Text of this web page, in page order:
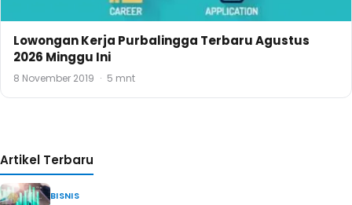
Lowongan Kerja Purbalingga Terbaru Agustus
2026 Minggu Ini
8 November 2019 · 5 mnt
Artikel Terbaru
BISNIS